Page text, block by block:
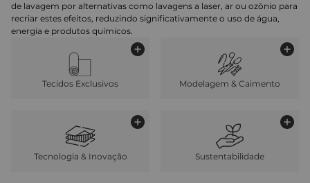
de lavagem por alternativas como lavagens a laser, ar ou ozônio para
recriar estes efeitos, reduzindo significativamente o uso de água,
energia e produtos químicos.
Tecidos Exclusivos Modelagem & Caimento
Tecnologia & Inovação Sustentabilidade